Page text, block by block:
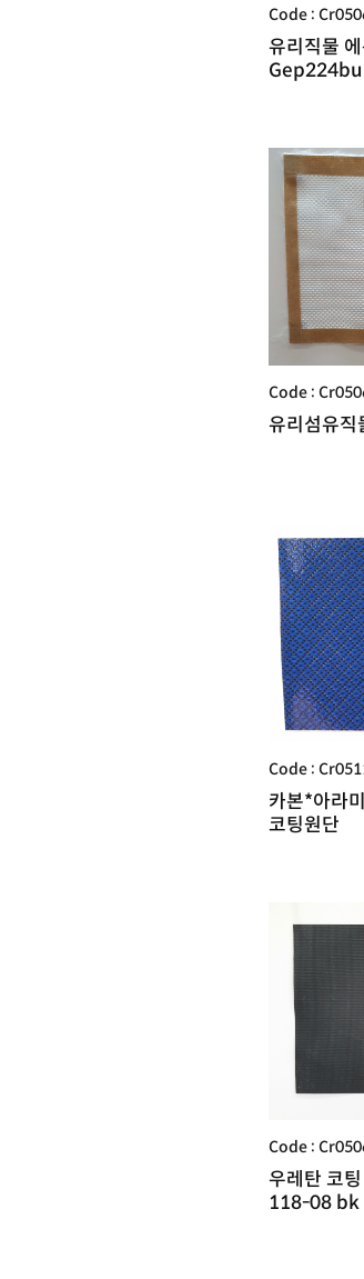
Code :
유리직물
Gep224bu
Code :
유리섬유
Code :
카본*아라
코팅원단
Code :
우레탄 코
118-08 bk